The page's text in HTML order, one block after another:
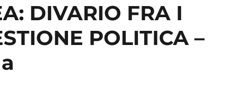
DIVARIO FRA I
POLITICA –